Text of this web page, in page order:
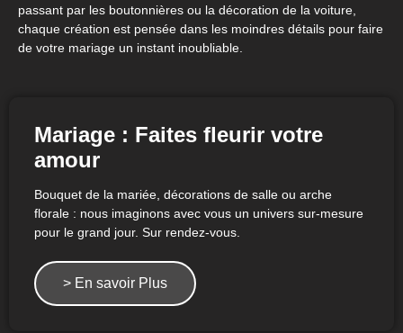
passant par les boutonnières ou la décoration de la voiture,
chaque création est pensée dans les moindres détails pour faire
de votre mariage un instant inoubliable.
Mariage : Faites fleurir votre
amour
Bouquet de la mariée, décorations de salle ou arche
florale : nous imaginons avec vous un univers sur-mesure
pour le grand jour. Sur rendez-vous.
> En savoir Plus